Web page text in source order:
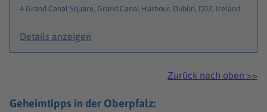
4 Grand Canal Square, Grand Canal Harbour, Dublin, D02, Ireland
Details anzeigen
Zurück nach oben >>
Geheimtipps in der Oberpfalz: